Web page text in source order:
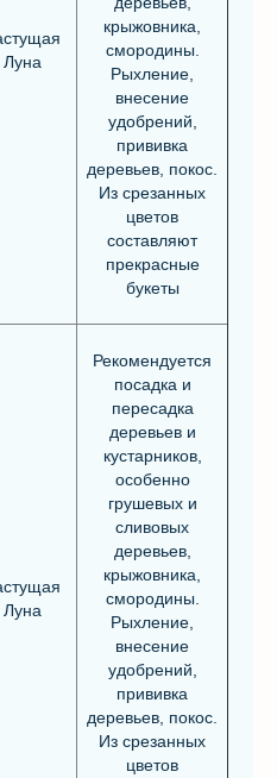
Луна
крыжовника,
смородины.
Рыхление,
внесение
удобрений,
прививка
деревьев, покос.
Из срезанных
цветов
составляют
прекрасные
букеты
Луна
Рекомендуется
посадка и
пересадка
деревьев и
кустарников,
особенно
грушевых и
сливовых
деревьев,
крыжовника,
смородины.
Рыхление,
внесение
удобрений,
прививка
деревьев, покос.
Из срезанных
цветов